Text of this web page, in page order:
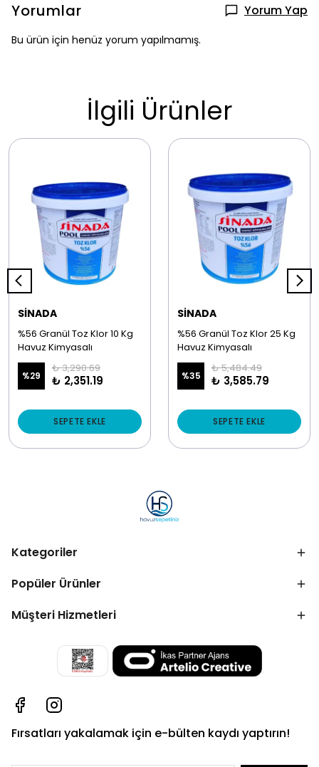
Yorumlar Yorum Yap
Bu ürün için henüz yorum yapılmamış.
İlgili Ürünler
SİNADA
%56 Granül Toz Klor 10 Kg
Havuz Kimyasalı
%29
₺ 3,290.69
₺ 2,351.19
SEPETE EKLE
SİNADA
%56 Granül Toz Klor 25 Kg
Havuz Kimyasalı
%35
₺ 5,484.49
₺ 3,585.79
SEPETE EKLE
Kategoriler
Popüler Ürünler
Müşteri Hizmetleri
Fırsatları yakalamak için e-bülten kaydı yaptırın!